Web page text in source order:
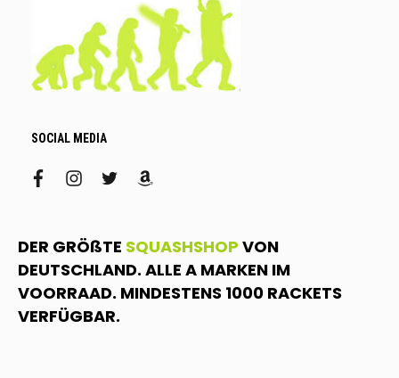
SOCIAL MEDIA
facebookinstagram
twitteramazon
DER GRÖßTE SQUASHSHOP VON
DEUTSCHLAND. ALLE A MARKEN IM
VOORRAAD. MINDESTENS 1000 RACKETS
VERFÜGBAR.